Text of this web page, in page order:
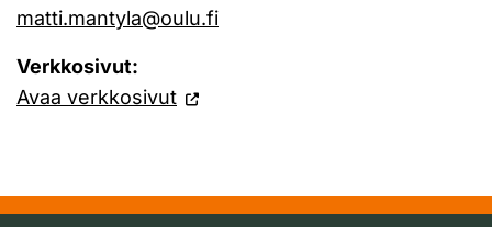
matti.mantyla@oulu.fi
Verkkosivut:
Avaa verkkosivut